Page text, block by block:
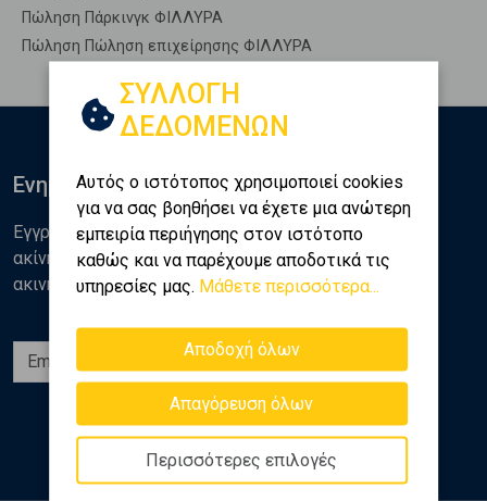
Πώληση Πάρκινγκ ΦΙΛΛΥΡΑ
Πώληση Πώληση επιχείρησης ΦΙΛΛΥΡΑ
ΣΥΛΛΟΓΗ
ΔΕΔΟΜΕΝΩΝ
Αυτός ο ιστότοπος χρησιμοποιεί cookies
για να σας βοηθήσει να έχετε μια ανώτερη
εμπειρία περιήγησης στον ιστότοπο
καθώς και να παρέχουμε αποδοτικά τις
υπηρεσίες μας. Μάθετε περισσότερα...
Αποδοχή όλων
Απαγόρευση όλων
Περισσότερες επιλογές
Ενημερωθείτε
Εγγραφείτε στο newsletter της Golden Home για νέα
ακίνητα, αναλύσεις και διάφορα θέματα της αγοράς
ακινήτων
Εγγραφή
Ακολουθήστε μας